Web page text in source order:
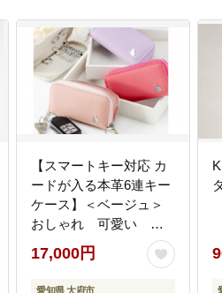
【スマートキー対応 カ
ードが入る本革6連キー
ケース】＜ベージュ＞
おしゃれ 可愛い コ
ンパクト スリム
猫 レザー
17,000円
愛知県 大府市